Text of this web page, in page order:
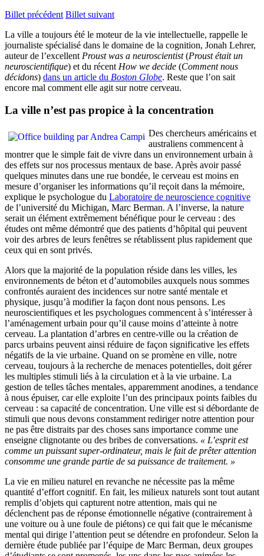
Billet précédent Billet suivant
La ville a toujours été le moteur de la vie intellectuelle, rappelle le
journaliste spécialisé dans le domaine de la cognition, Jonah Lehrer,
auteur de l’excellent Proust was a neuroscientist(Proust était un
neuroscientifique) et du récent How we decide (Comment nous
décidons) dans un article du Boston Globe. Reste que l’on sait
encore mal comment elle agit sur notre cerveau.
La ville n’est pas propice à la concentration
Des chercheurs américains et
australiens commencent à
montrer que le simple fait de vivre dans un environnement urbain à
des effets sur nos processus mentaux de base. Après avoir passé
quelques minutes dans une rue bondée, le cerveau est moins en
mesure d’organiser les informations qu’il reçoit dans la mémoire,
explique le psychologue du Laboratoire de neuroscience cognitive
de l’université du Michigan, Marc Berman. A l’inverse, la nature
serait un élément extrêmement bénéfique pour le cerveau : des
études ont même démontré que des patients d’hôpital qui peuvent
voir des arbres de leurs fenêtres se rétablissent plus rapidement que
ceux qui en sont privés.
Alors que la majorité de la population réside dans les villes, les
environnements de béton et d’automobiles auxquels nous sommes
confrontés auraient des incidences sur notre santé mentale et
physique, jusqu’à modifier la façon dont nous pensons. Les
neuroscientifiques et les psychologues commencent à s’intéresser à
l’aménagement urbain pour qu’il cause moins d’atteinte à notre
cerveau. La plantation d’arbres en centre-ville ou la création de
parcs urbains peuvent ainsi réduire de façon significative les effets
négatifs de la vie urbaine. Quand on se promène en ville, notre
cerveau, toujours à la recherche de menaces potentielles, doit gérer
les multiples stimuli liés à la circulation et à la vie urbaine. La
gestion de telles tâches mentales, apparemment anodines, a tendance
à nous épuiser, car elle exploite l’un des principaux points faibles du
cerveau : sa capacité de concentration. Une ville est si débordante de
stimuli que nous devons constamment rediriger notre attention pour
ne pas être distraits par des choses sans importance comme une
enseigne clignotante ou des bribes de conversations. « L’esprit est
comme un puissant super-ordinateur, mais le fait de prêter attention
consomme une grande partie de sa puissance de traitement. »
La vie en milieu naturel en revanche ne nécessite pas la même
quantité d’effort cognitif. En fait, les milieux naturels sont tout autant
remplis d’objets qui capturent notre attention, mais qui ne
déclenchent pas de réponse émotionnelle négative (contrairement à
une voiture ou à une foule de piétons) ce qui fait que le mécanisme
mental qui dirige l’attention peut se détendre en profondeur. Selon la
dernière étude publiée par l’équipe de Marc Berman, deux groupes